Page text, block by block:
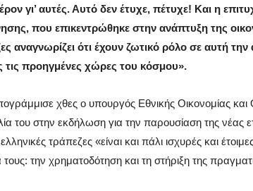
γι’ αυτές. Αυτό δεν έτυχε, πέτυχε! Και η
που επικεντρώθηκε στην ανάπτυξη της
αναγνωρίζει ότι έχουν ζωτικό ρόλο σε αυτή
τις προηγμένες χώρες του κόσμου».
χθες ο υπουργός Εθνικής Οικονομίας και
του στην εκδήλωση για την παρουσίαση της νέας
ελληνικές τράπεζες «είναι και πάλι ισχυρές και
τους: την χρηματοδότηση και τη στήριξη της